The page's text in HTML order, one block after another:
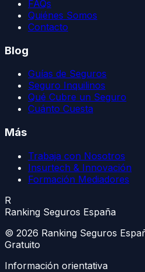
FAQs
Quiénes Somos
Contacto
Blog
Guías de Seguros
Seguro Inquilinos
Qué Cubre un Seguro
Cuánto Cuesta
Más
Trabaja con Nosotros
Insurtech & Innovación
Formación Mediadores
R
Ranking Seguros España
© 2026 Ranking Seguros
Gratuito
Información orientativa